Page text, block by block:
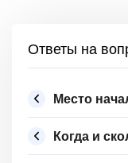
Ответы на
Место
Когда и